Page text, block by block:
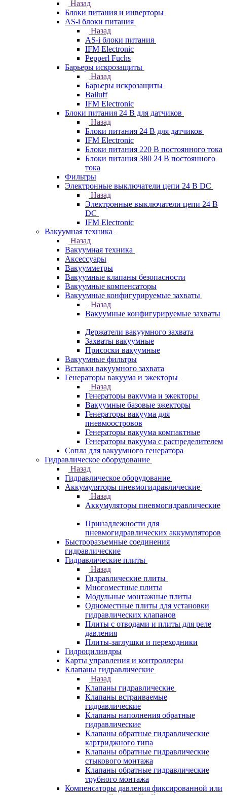
Назад
Блоки питания и инверторы
AS-i блоки питания
Назад
AS-i блоки питания
IFM Electronic
Pepperl Fuchs
Барьеры искрозащиты
Назад
Барьеры искрозащиты
Balluff
IFM Electronic
Блоки питания 24 В для датчиков
Назад
Блоки питания 24 В для датчиков
IFM Electronic
Блоки питания 220 В постоянного тока
Блоки питания 380 24 В постоянного
тока
Фильтры
Электронные выключатели цепи 24 В DC
Назад
Электронные выключатели цепи 24 В
DC
IFM Electronic
Вакуумная техника
Назад
Вакуумная техника
Аксессуары
Вакуумметры
Вакуумные клапаны безопасности
Вакуумные компенсаторы
Вакуумные конфигурируемые захваты
Назад
Вакуумные конфигурируемые захваты
Держатели вакуумного захвата
Захваты вакуумные
Присоски вакуумные
Вакуумные фильтры
Вставки вакуумного захвата
Генераторы вакуума и эжекторы
Назад
Генераторы вакуума и эжекторы
Вакуумные базовые эжекторы
Генераторы вакуума для
пневмоостровов
Генераторы вакуума компактные
Генераторы вакуума с распределителем
Сопла для вакуумного генератора
Гидравлическое оборудование
Назад
Гидравлическое оборудование
Аккумуляторы пневмогидравлические
Назад
Аккумуляторы пневмогидравлические
Принадлежности для
пневмогидравлических аккумуляторов
Быстроразъемные соединения
гидравлические
Гидравлические плиты
Назад
Гидравлические плиты
Многоместные плиты
Модульные монтажные плиты
Одноместные плиты для установки
гидравлических клапанов
Плиты с отводами и плиты для реле
давления
Плиты-заглушки и переходники
Гидроцилиндры
Карты управления и контроллеры
Клапаны гидравлические
Назад
Клапаны гидравлические
Клапаны встраиваемые
гидравлические
Клапаны наполнения обратные
гидравлические
Клапаны обратные гидравлические
картриджного типа
Клапаны обратные гидравлические
стыкового монтажа
Клапаны обратные гидравлические
трубного монтажа
Компенсаторы давления фиксированной или